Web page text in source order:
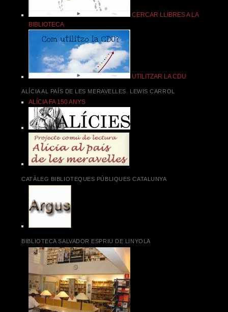
CERCAR LLIBRES A LA
BIBLIOTECA
UTILITZAR LA CDU
ALÍCIA AL PAÍS DE LES MERAVELLES. LEWIS CARROL
ALÍCIA FA 150 ANYS
CATÀLEG BIBLIOTEQUES PÚBLIQUES CATALUNYA
BIBLIOTECA SALVADOR ESPRIU DE LINYOLA